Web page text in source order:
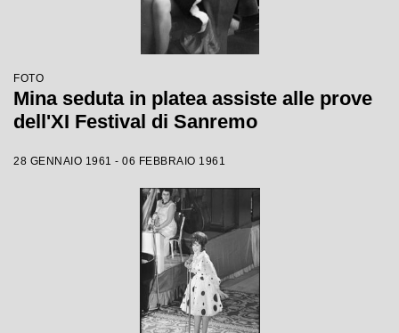
FOTO
Mina seduta in platea assiste alle prove
dell'XI Festival di Sanremo
28 GENNAIO 1961 - 06 FEBBRAIO 1961